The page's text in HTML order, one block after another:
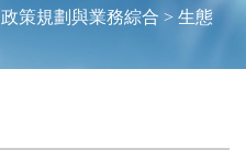
政策規劃與業務綜合 > 生態